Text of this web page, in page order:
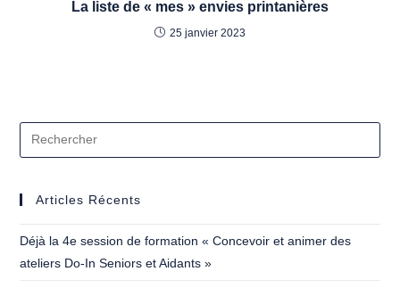
La liste de « mes » envies printanières
25 janvier 2023
Articles Récents
Déjà la 4e session de formation « Concevoir et animer des
ateliers Do-In Seniors et Aidants »